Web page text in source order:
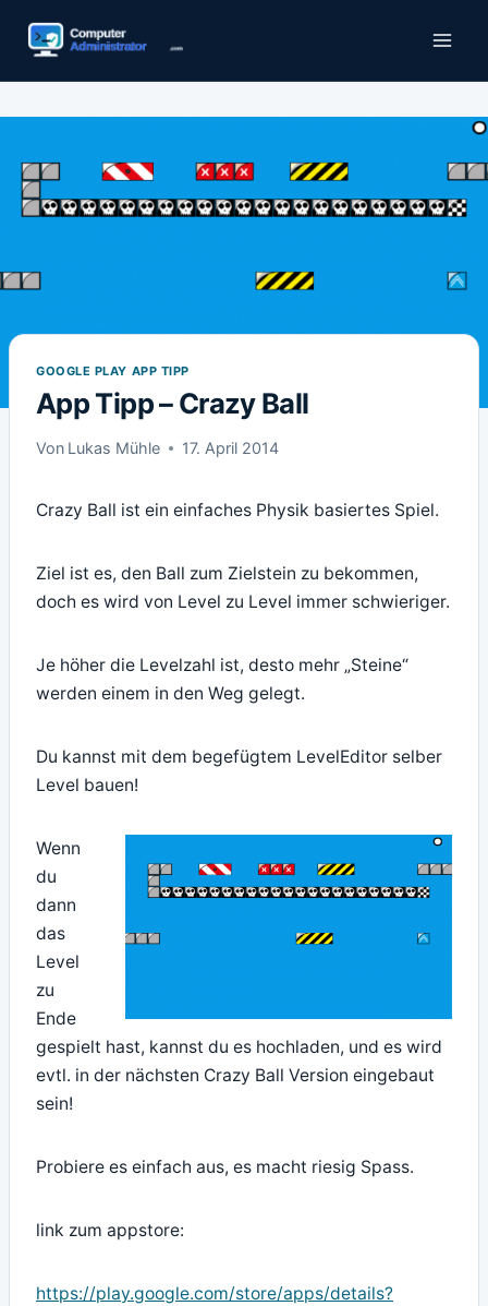
Inhalt
GOOGLE PLAY APP TIPP
App Tipp – Crazy Ball
Von Lukas Mühle 17. April 2014
Crazy Ball ist ein einfaches Physik basiertes Spiel.
Ziel ist es, den Ball zum Zielstein zu bekommen,
doch es wird von Level zu Level immer schwieriger.
Je höher die Levelzahl ist, desto mehr „Steine“
werden einem in den Weg gelegt.
Du kannst mit dem begefügtem LevelEditor selber
Level bauen!
Wenn
du
dann
das
Level
zu
Ende
gespielt hast, kannst du es hochladen, und es wird
evtl. in der nächsten Crazy Ball Version eingebaut
sein!
Probiere es einfach aus, es macht riesig Spass.
link zum appstore:
https://play.google.com/store/apps/details?